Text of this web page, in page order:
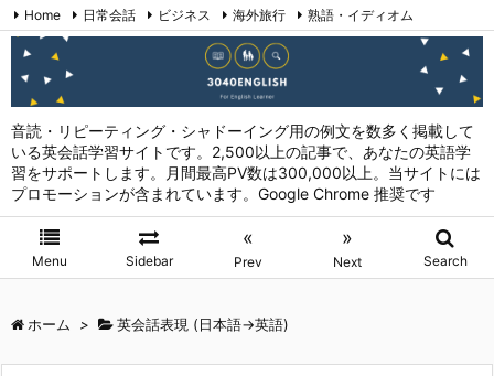
音読・リピーティング・シャドーイング用の例文を数多く掲載して
いる英会話学習サイトです。2,500以上の記事で、あなたの英語学
習をサポートします。月間最高PV数は300,000以上。当サイトには
プロモーションが含まれています。Google Chrome 推奨です
Menu Sidebar
«
Prev
»
Next Search
Home 日常会話 ビジネス 海外旅行
熟語・イディオム
英会話表現 (日本語→英語)
お問い合わせ
ホーム > 英会話表現 (日本語→英語)